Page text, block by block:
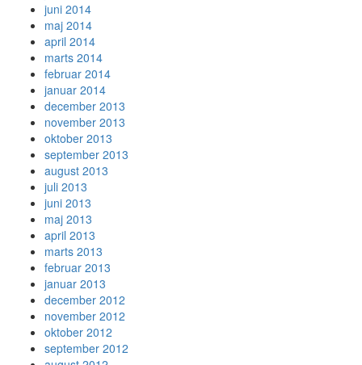
juni 2014
maj 2014
april 2014
marts 2014
februar 2014
januar 2014
december 2013
november 2013
oktober 2013
september 2013
august 2013
juli 2013
juni 2013
maj 2013
april 2013
marts 2013
februar 2013
januar 2013
december 2012
november 2012
oktober 2012
september 2012